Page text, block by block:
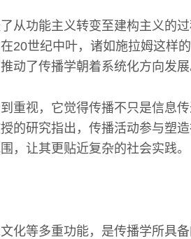
从功能主义转变至建构主义的
20世纪中叶，诸如施拉姆这样
动了传播学朝着系统化方向发展
重视，它觉得传播不只是信息
的研究指出，传播活动参与塑
，让其更贴近复杂的社会实践。
化等多重功能，是传播学所具